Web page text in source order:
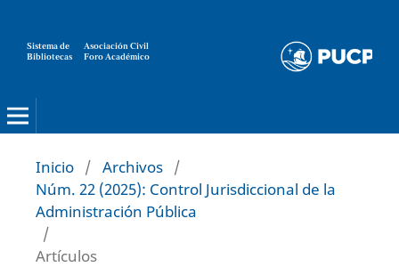
Sistema de
Bibliotecas
Asociación Civil
Foro Académico
Inicio / Archivos /
Núm. 22 (2025): Control Jurisdiccional de la
Administración Pública
/
Artículos